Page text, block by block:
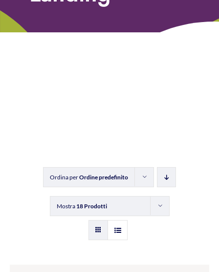
Fundraising Academy
Ordina perOrdine predefinito
Mostra 18 Prodotti